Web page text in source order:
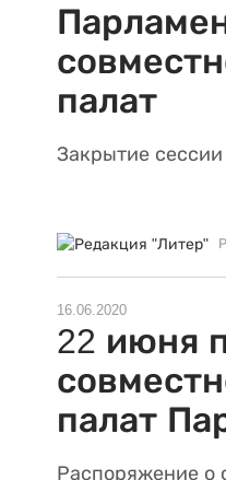
палат
Закрытие
16.06.2020
22 июня
палат
Распоряжение о